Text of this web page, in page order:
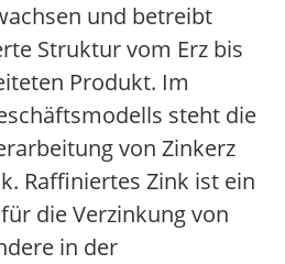
und betreibt
Struktur vom Erz bis
Produkt. Im
steht die
von Zinkerz
Raffiniertes Zink ist ein
die Verzinkung von
in der